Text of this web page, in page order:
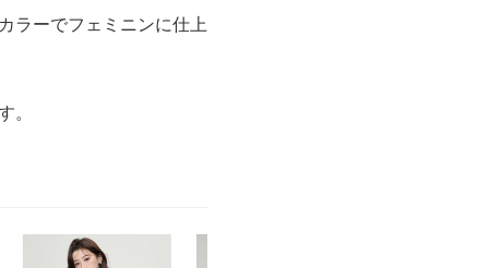
ラーでフェミニンに仕上